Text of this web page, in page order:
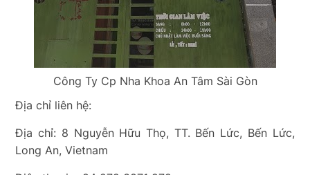
Công Ty Cp Nha Khoa An Tâm Sài Gòn
Địa chỉ liên hệ:
Địa chỉ: 8 Nguyễn Hữu Thọ, TT. Bến Lức, Bến Lức,
Long An, Vietnam